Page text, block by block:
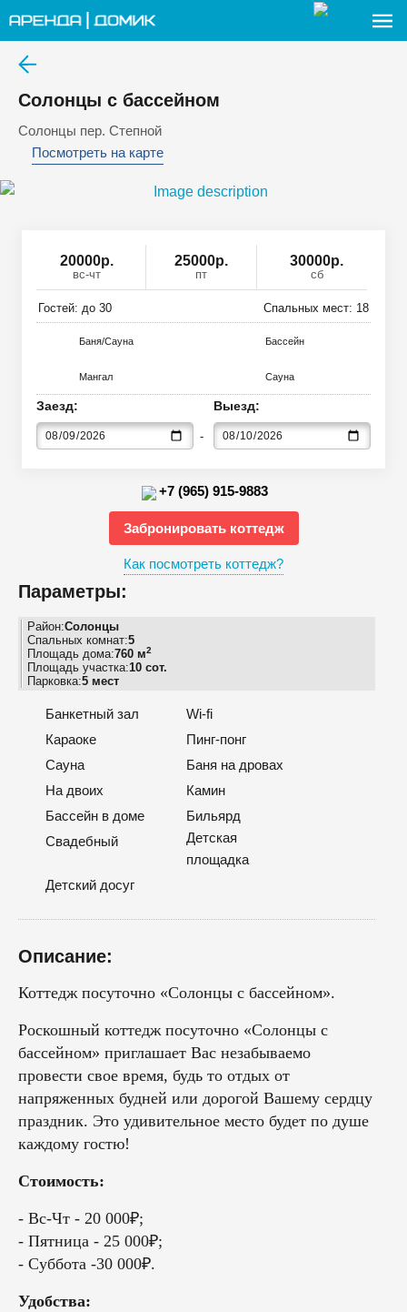
Солонцы с бассейном
Солонцы пер. Степной
Посмотреть на карте
20000р.
вс-чт
25000р.
пт
30000р.
сб
Гостей: до 30 Спальных мест: 18
Баня/Сауна Басcейн
Мангал Сауна
Заезд: Выезд:
+7 (965) 915-9883
Забронировать коттедж
Как посмотреть коттедж?
Параметры:
Район:Солонцы
Спальных комнат:5
Площадь дома:760 м2
Площадь участка:10 сот.
Парковка:5 мест
Банкетный зал
Wi-fi
Караоке
Пинг-понг
Сауна
Баня на дровах
На двоих
Камин
Бассейн в доме
Бильярд
Свадебный
Детская
площадка
Детский досуг
Описание:
Коттедж посуточно «Солонцы с бассейном».
Роскошный коттедж посуточно «Солонцы с
бассейном» приглашает Вас незабываемо
провести свое время, будь то отдых от
напряженных будней или дорогой Вашему сердцу
праздник. Это удивительное место будет по душе
каждому гостю!
Стоимость:
- Вс-Чт - 20 000₽;
- Пятница - 25 000₽;
- Суббота -30 000₽.
Удобства: